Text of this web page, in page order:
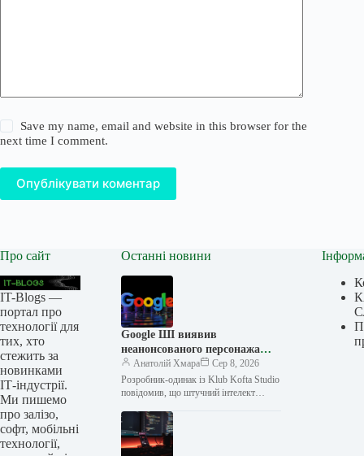
Save my name, email and website in this browser for the
next time I comment.
Опублікувати коментар
Про сайт
IT-Blogs —
портал про
технології для
тих, хто
стежить за
новинками
ІТ-індустрії.
Ми пишемо
про залізо,
софт, мобільні
технології,
Останні новини
Google ШІ виявив
неанонсованого персонажа
гри, якого розробник тримав
у таємниці в «Google
Документах»
Анатолій Хмара
Сер 8, 2026
Розробник-одинак із Klub Kofta Studio
повідомив, що штучний інтелект
майбутнього персонажа його гри, яку
він не…